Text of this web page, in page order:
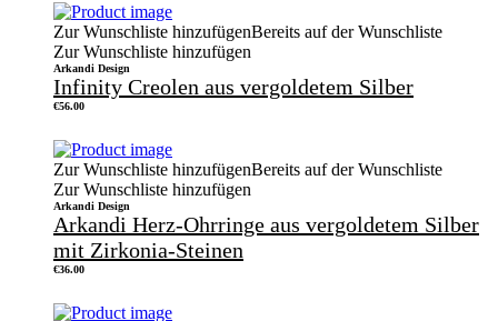
Zur Wunschliste hinzufügenBereits auf der Wunschliste
Zur Wunschliste hinzufügen
Arkandi Design
Infinity Creolen aus vergoldetem Silber
€56.00
Zur Wunschliste hinzufügenBereits auf der Wunschliste
Zur Wunschliste hinzufügen
Arkandi Design
Arkandi Herz-Ohrringe aus vergoldetem Silber
mit Zirkonia-Steinen
€36.00